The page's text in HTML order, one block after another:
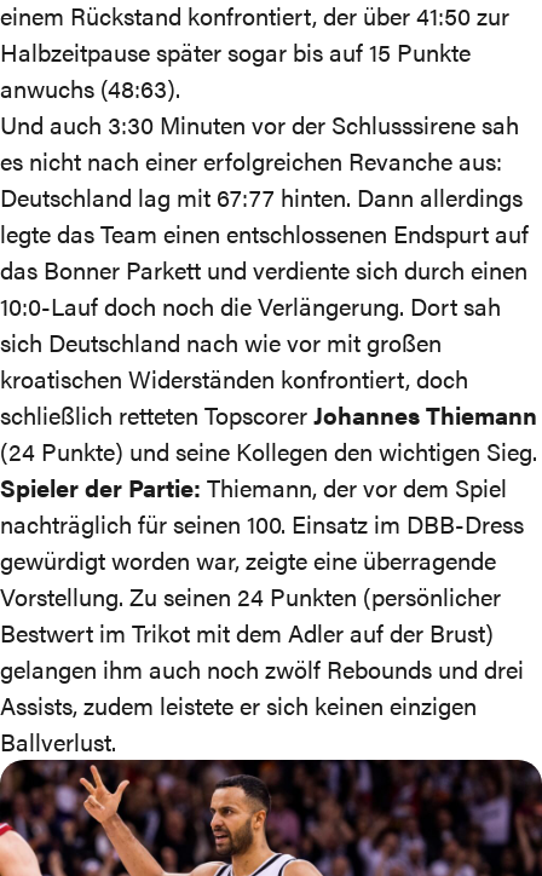
einem Rückstand konfrontiert, der über 41:50 zur
Halbzeitpause später sogar bis auf 15 Punkte
anwuchs (48:63).
Und auch 3:30 Minuten vor der Schlusssirene sah
es nicht nach einer erfolgreichen Revanche aus:
Deutschland lag mit 67:77 hinten. Dann allerdings
legte das Team einen entschlossenen Endspurt auf
das Bonner Parkett und verdiente sich durch einen
10:0-Lauf doch noch die Verlängerung. Dort sah
sich Deutschland nach wie vor mit großen
kroatischen Widerständen konfrontiert, doch
schließlich retteten TopscorerJohannes Thiemann
(24 Punkte) und seine Kollegen den wichtigen Sieg.
Spieler der Partie: Thiemann, der vor dem Spiel
nachträglich für seinen 100. Einsatz im DBB-Dress
gewürdigt worden war, zeigte eine überragende
Vorstellung. Zu seinen 24 Punkten (persönlicher
Bestwert im Trikot mit dem Adler auf der Brust)
gelangen ihm auch noch zwölf Rebounds und drei
Assists, zudem leistete er sich keinen einzigen
Ballverlust.